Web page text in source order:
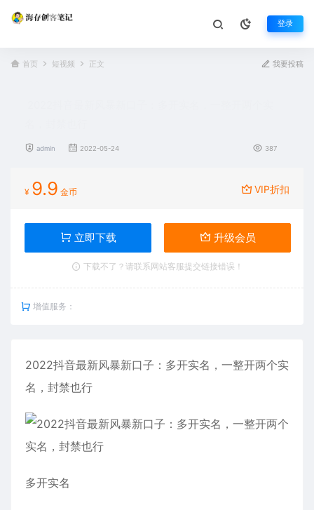
登录
首页 短视频 正文 我要投稿
admin 2022-05-24 387
¥ 9.9 金币 VIP折扣
立即下载 升级会员
下载不了？请联系网站客服提交链接错误！
增值服务：
2022抖音最新风暴新口子：多开实名，一整开两个实
名，封禁也行
多开实名